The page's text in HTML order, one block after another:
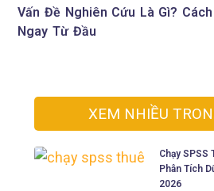
Vấn Đề Nghiên Cứu Là Gì?
Ngay Từ Đầu
XEM NHIỀU
Chạy SPSS
Phân Tích
2026